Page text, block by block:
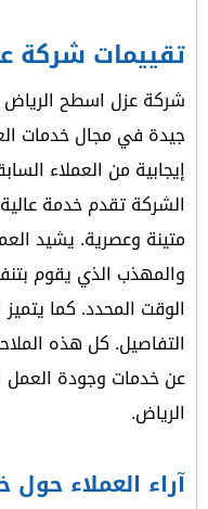
تقييمات شركة
شركة عزل اسطح
جيدة في مجال خدمات
إيجابية من العملاء
الشركة تقدم خدمة
متينة وعصرية. يشيد
والمهذب الذي يقوم
الوقت المحدد. كما
التفاصيل. كل هذه
عن خدمات وجودة
الرياض.
آراء العملاء